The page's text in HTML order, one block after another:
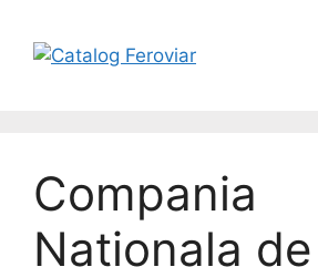
content
Compania
Nationala